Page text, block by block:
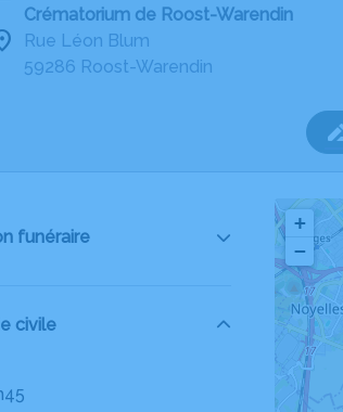
Crématorium de Roost-Warendin
Rue Léon Blum
59286 Roost-Warendin
funéraire
civile
+
−